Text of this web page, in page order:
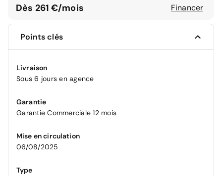
Dès 261 €/mois Financer
Points clés
Livraison
Sous 6 jours en agence
Garantie
Garantie Commerciale 12 mois
Mise en circulation
06/08/2025
Type